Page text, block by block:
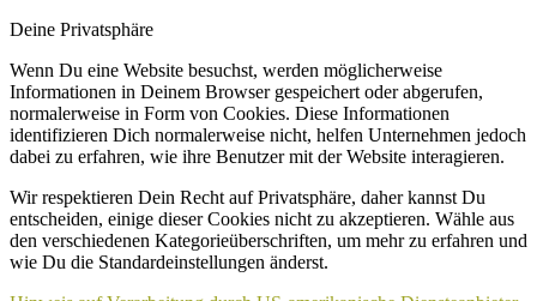
Deine Privatsphäre
Wenn Du eine Website besuchst, werden möglicherweise
Informationen in Deinem Browser gespeichert oder abgerufen,
normalerweise in Form von Cookies. Diese Informationen
identifizieren Dich normalerweise nicht, helfen Unternehmen jedoch
dabei zu erfahren, wie ihre Benutzer mit der Website interagieren.
Wir respektieren Dein Recht auf Privatsphäre, daher kannst Du
entscheiden, einige dieser Cookies nicht zu akzeptieren. Wähle aus
den verschiedenen Kategorieüberschriften, um mehr zu erfahren und
wie Du die Standardeinstellungen änderst.